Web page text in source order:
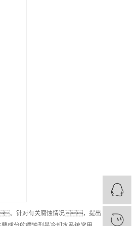
。针对有关腐蚀情况，提出